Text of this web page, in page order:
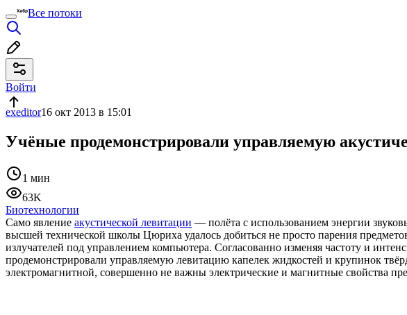
Все потоки
Войти
exeditor16 окт 2013 в 15:01
Учёные продемонстрировали управляемую
1 мин
63K
Биотехнологии
Само явление акустической левитации — полёта с использованием энергии
высшей технической школы Цюриха удалось добиться не просто парения
излучателей под управлением компьютера. Согласованно изменяя частоту и
продемонстрировали управляемую левитацию капелек жидкостей и крупинок
электромагнитной, совершенно не важны электрические и магнитные свойства